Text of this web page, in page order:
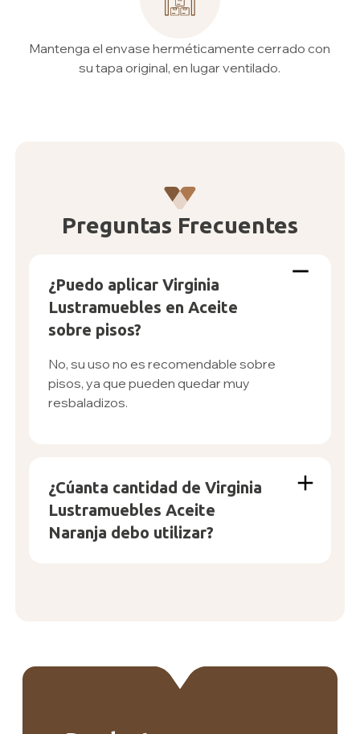
Mantenga el envase herméticamente cerrado con
su tapa original, en lugar ventilado.
Preguntas Frecuentes
¿Puedo aplicar Virginia
Lustramuebles en Aceite
sobre pisos?
No, su uso no es recomendable sobre
pisos, ya que pueden quedar muy
resbaladizos.
¿Cúanta cantidad de Virginia
Lustramuebles Aceite
Naranja debo utilizar?